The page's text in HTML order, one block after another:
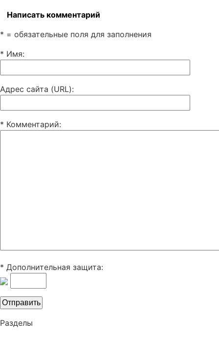
Написать комментарий
* = обязательные поля для заполнения
* Имя:
Адрес сайта (URL):
* Комментарий:
* Дополнительная защита:
Разделы